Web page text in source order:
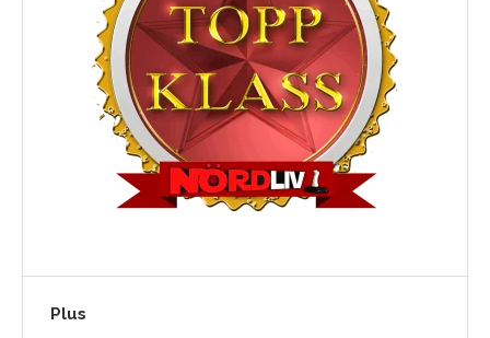
Plus